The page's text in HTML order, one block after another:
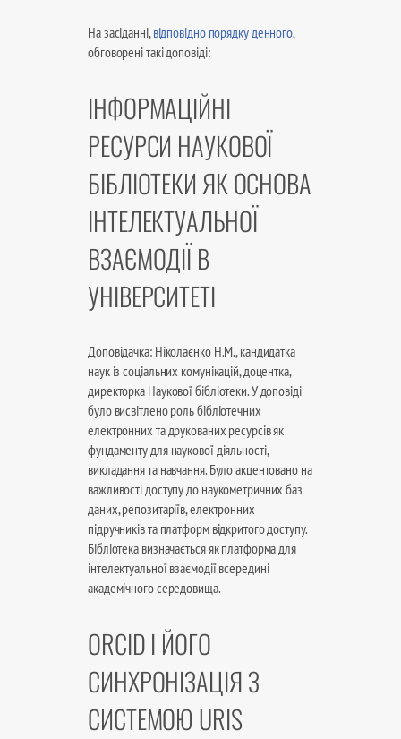
На засіданні,відповідно порядку денного,
обговорені такі доповіді:
ІНФОРМАЦІЙНІ
РЕСУРСИ НАУКОВОЇ
БІБЛІОТЕКИ ЯК ОСНОВА
ІНТЕЛЕКТУАЛЬНОЇ
ВЗАЄМОДІЇ В
УНІВЕРСИТЕТІ
Доповідачка: Ніколаєнко Н.М., кандидатка
наук із соціальних комунікацій, доцентка,
директорка Наукової бібліотеки. У доповіді
було висвітлено роль бібліотечних
електронних та друкованих ресурсів як
фундаменту для наукової діяльності,
викладання та навчання. Було акцентовано на
важливості доступу до наукометричних баз
даних, репозитаріїв, електронних
підручників та платформ відкритого доступу.
Бібліотека визначається як платформа для
інтелектуальної взаємодії всередині
академічного середовища.
ORCID І ЙОГО
СИНХРОНІЗАЦІЯ З
СИСТЕМОЮ URIS